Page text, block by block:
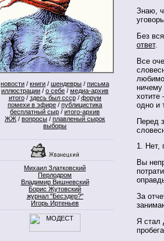
новости / книги / шендевры / письма
иллюстрации / о себе / медиа-архив
итого/ здесь был ссср/ форум
помехи в эфире / публицистика
бесплатный сыр / итого-архив
ЖЖ / вопросы / плавленый сырок
выборы
Михаил Златковский
Перлодром
Владимир Вишневский
Борис Жутовский
журнал "Бесэдер?"
Игорь Иртеньев
Знаю,
Без
ответ.
Все
хотите
одно и
Перед
1. Нет,
Вы
За
Я стал